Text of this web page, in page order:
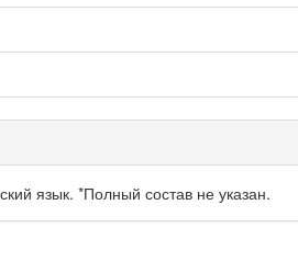
язык. *Полный состав не указан.